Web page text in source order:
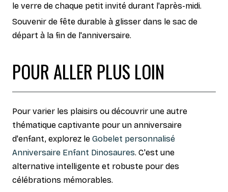
le verre de chaque petit invité durant l'après-midi.
Souvenir de fête durable à glisser dans le sac de
départ à la fin de l'anniversaire.
POUR ALLER PLUS LOIN
Pour varier les plaisirs ou découvrir une autre
thématique captivante pour un anniversaire
d'enfant, explorez le Gobelet personnalisé
Anniversaire Enfant Dinosaures. C'est une
alternative intelligente et robuste pour des
célébrations mémorables.